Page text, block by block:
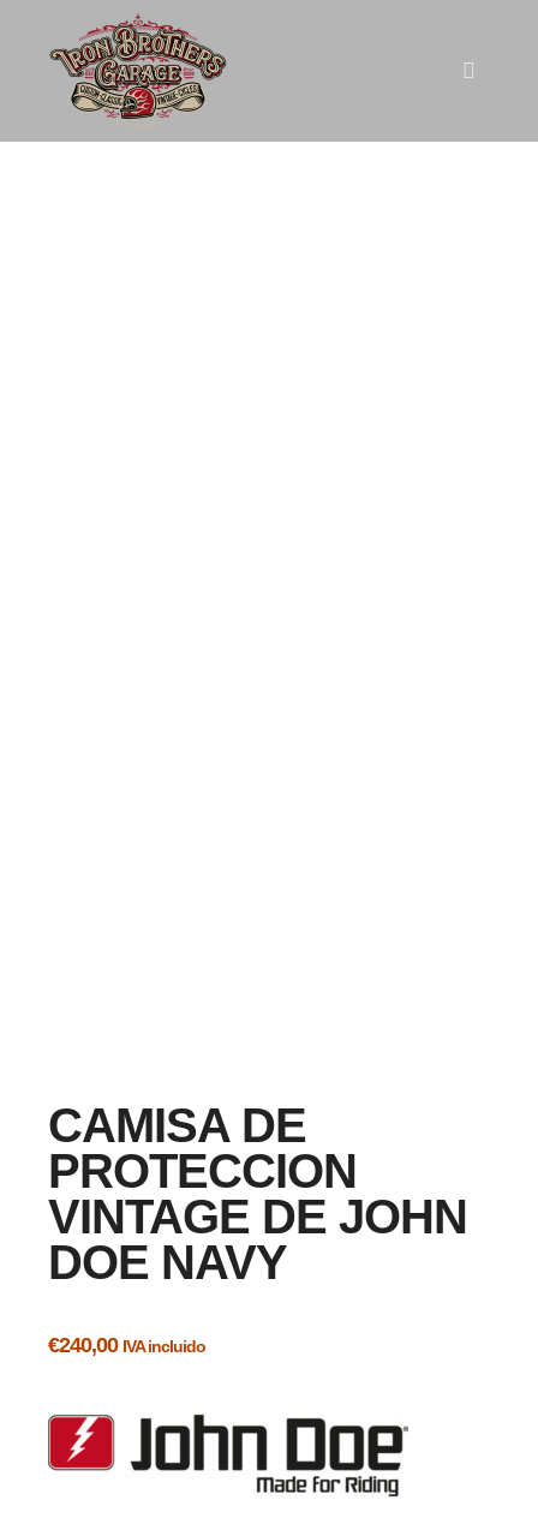
CAMISA DE
PROTECCION
VINTAGE DE JOHN
DOE NAVY
€240,00 IVA incluido